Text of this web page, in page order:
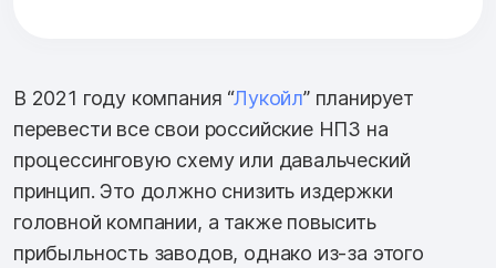
В 2021 году компания “Лукойл” планирует
перевести все свои российские НПЗ на
процессинговую схему или давальческий
принцип. Это должно снизить издержки
головной компании, а также повысить
прибыльность заводов, однако из-за этого